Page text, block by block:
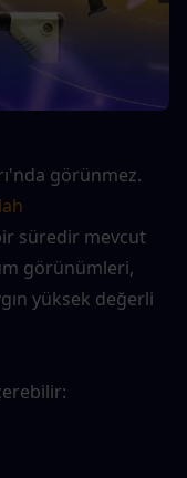
görünmez.
süredir mevcut
görünümleri,
yüksek değerli